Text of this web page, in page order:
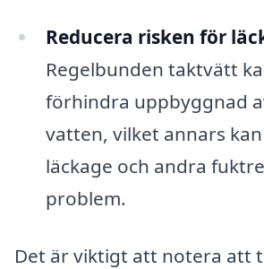
Reducera risken för
Regelbunden taktvätt
förhindra uppbyggnad
vatten, vilket annars
läckage och andra
problem.
Det är viktigt att notera att